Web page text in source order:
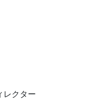
レクター